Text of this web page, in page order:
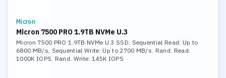
Micron
Micron 7500 PRO 1.9TB NVMe U.3
Micron 7500 PRO 1.9TB NVMe U.3 SSD. Sequential Read: Up to
6800 MB/s, Sequential Write: Up to 2700 MB/s. Rand. Read:
1000K IOPS. Rand. Write: 145K IOPS